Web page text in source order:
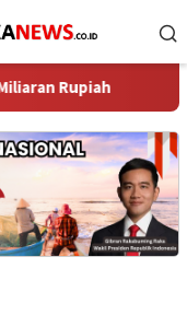
TPK Koja